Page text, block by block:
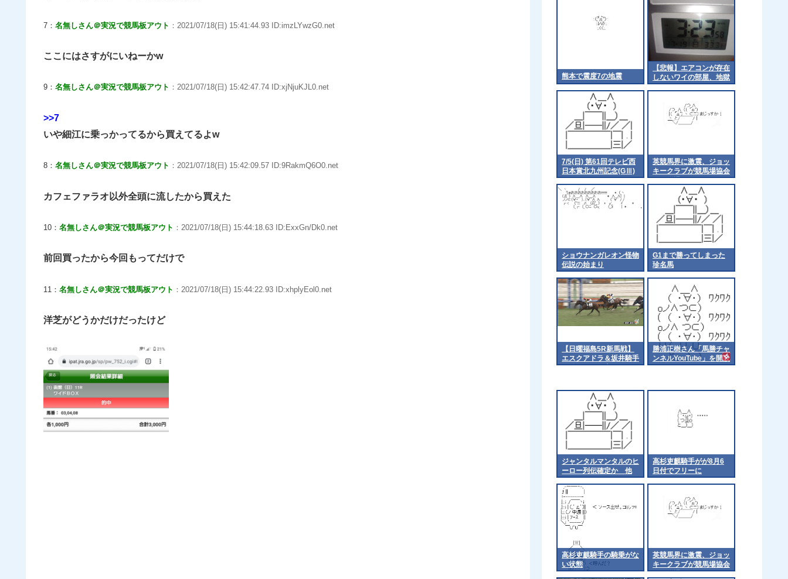
7： 名無しさん＠実況で競馬板アウト ：2021/07/18(日) 15:41:44.93 ID:imzLYwzG0.net
ここにはさすがにいねーかw
9： 名無しさん＠実況で競馬板アウト ：2021/07/18(日) 15:42:47.74 ID:xjNjuKJL0.net
>>7
いや細江に乗っかってるから買えてるよw
8： 名無しさん＠実況で競馬板アウト ：2021/07/18(日) 15:42:09.57 ID:9RakmQ6O0.net
カフェファラオ以外全頭に流したから買えた
10： 名無しさん＠実況で競馬板アウト ：2021/07/18(日) 15:44:18.63 ID:ExxGn/Dk0.net
前回買ったから今回もってだけで
11： 名無しさん＠実況で競馬板アウト ：2021/07/18(日) 15:44:22.93 ID:xhplyEol0.net
洋芝がどうかだけだったけど
熊本で震度7の地震
【悲報】エアコンが存在
しないワイの部屋、地獄
7/5(日) 第61回テレビ西
日本賞北九州記念(GⅢ)
part1
英競馬界に激震、ジョッ
キークラブが競馬場協会
から脱退
ショウナンガレオン怪物
伝説の始まり
G1まで勝ってしまった
珍名馬
【日曜福島5R新馬戦】
エスクアドラ＆坂井騎手
がｷﾀ━━━━(ﾟ
勝浦正樹さん「馬勝チャ
ンネルYouTube」を開設
ジャンタルマンタルのヒ
ーロー列伝確定か 他
高杉吏麒騎手がが8月6
日付でフリーに
高杉吏麒騎手の騎乗がな
い状態
英競馬界に激震、ジョッ
キークラブが競馬場協会
から脱退